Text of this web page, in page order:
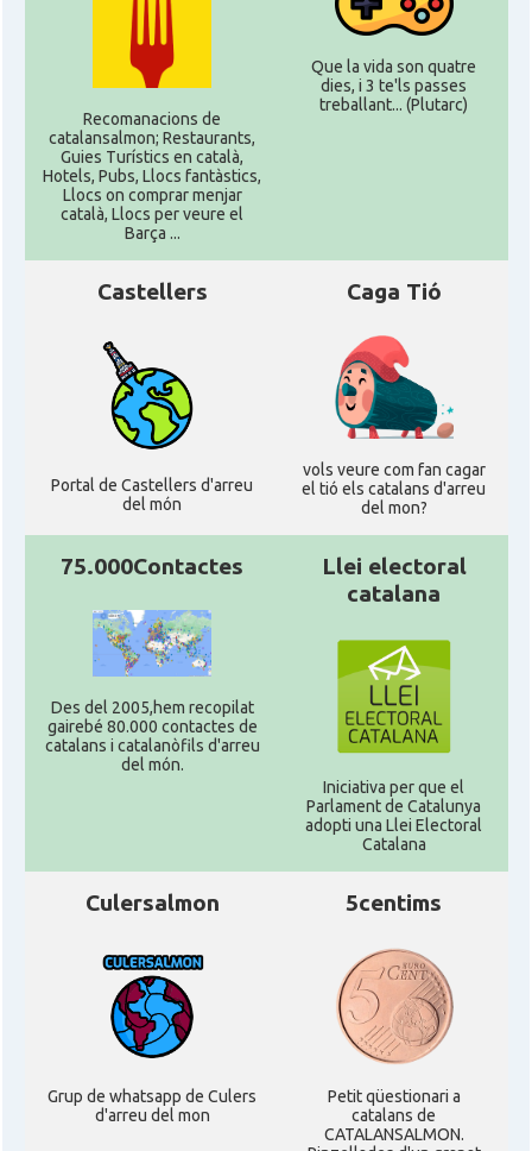
Recomanacions de
catalansalmon; Restaurants,
Guies Turístics en català,
Hotels, Pubs, Llocs fantàstics,
Llocs on comprar menjar
català, Llocs per veure el
Barça ...
Que la vida son quatre
dies, i 3 te'ls passes
treballant... (Plutarc)
Castellers
Portal de Castellers d'arreu
del món
Caga Tió
vols veure com fan cagar
el tió els catalans d'arreu
del mon?
75.000Contactes
Des del 2005,hem recopilat
gairebé 80.000 contactes de
catalans i catalanòfils d'arreu
del món.
Llei electoral
catalana
Iniciativa per que el
Parlament de Catalunya
adopti una Llei Electoral
Catalana
Culersalmon
Grup de whatsapp de Culers
d'arreu del mon
5centims
Petit qüestionari a
catalans de
CATALANSALMON.